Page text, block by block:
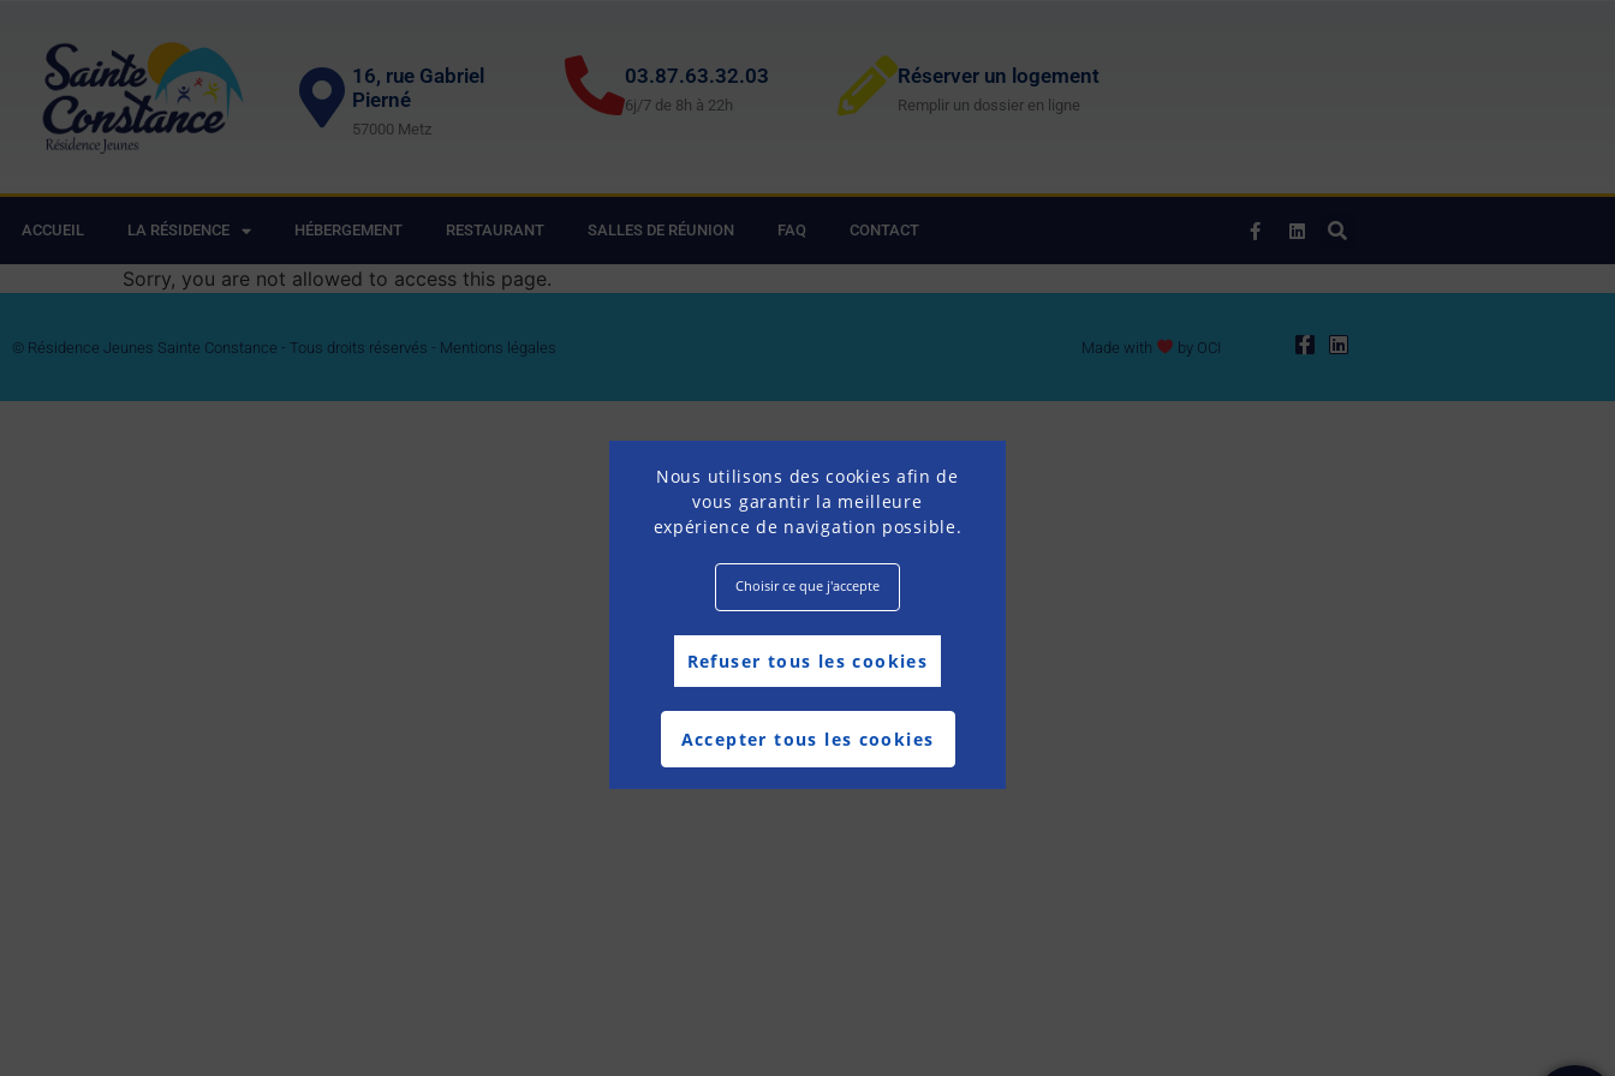
Nous utilisons des cookies afin de
vous garantir la meilleure
expérience de navigation possible.
Choisir ce que j'accepte
Refuser tous les cookies
Accepter tous les cookies
16, rue Gabriel
Pierné
57000 Metz
03.87.63.32.03
6j/7 de 8h à 22h
Réserver un logement
Remplir un dossier en ligne
ACCUEIL LA RÉSIDENCE HÉBERGEMENT RESTAURANT SALLES DE RÉUNION FAQ CONTACT
Sorry, you are not allowed to access this page.
© Résidence Jeunes Sainte Constance - Tous droits réservés - Mentions légales Made with by OCI